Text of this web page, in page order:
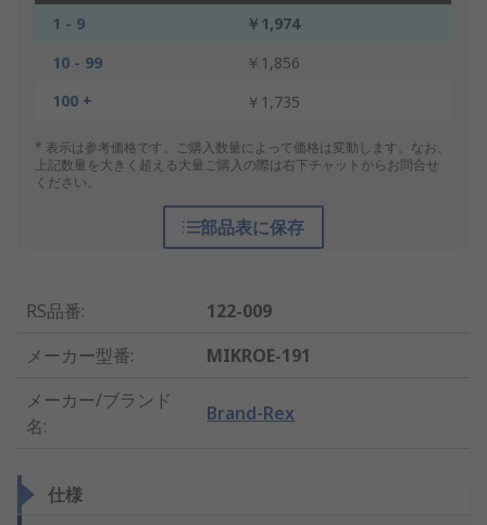
1 - 9
￥1,974
10 - 99
￥1,856
100 +
￥1,735
* 表示は参考価格です。ご購入数量によって価格は変動します。なお、
上記数量を大きく超える大量ご購入の際は右下チャットからお問合せ
ください。
部品表に保存
RS品番:
122-009
メーカー型番:
MIKROE-191
メーカー/ブランド
名:
Brand-Rex
仕様